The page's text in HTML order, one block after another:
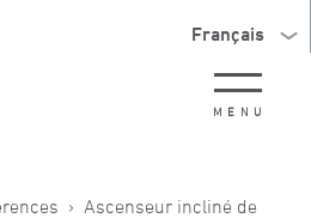
Français
MENU
Ascenseur incliné de